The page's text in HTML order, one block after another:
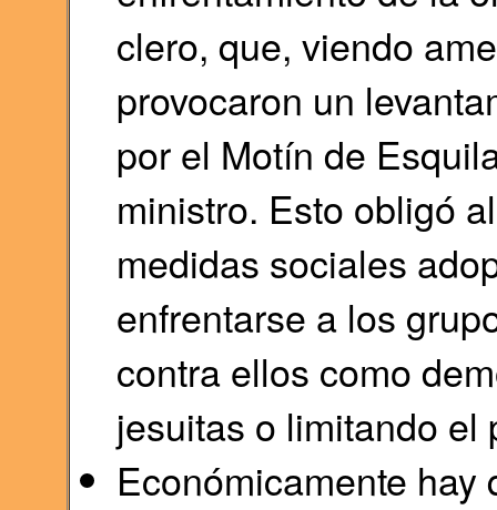
clero, que, viendo
provocaron un
por el Motín de
ministro. Esto obligó
medidas sociales
enfrentarse a los
contra ellos como
jesuitas o limitando
Económicamente hay